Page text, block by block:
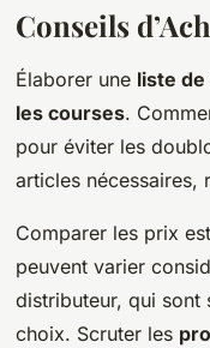
Conseils
Élaborer une liste
les courses.
pour éviter les
articles nécessaires,
Comparer les prix
peuvent varier
distributeur, qui sont
choix. Scruter les